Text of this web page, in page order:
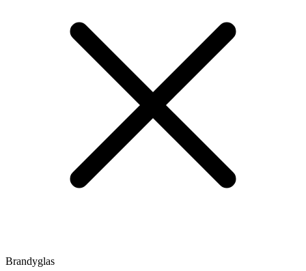
Brandyglas